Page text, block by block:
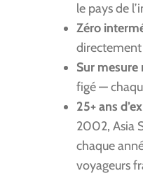
le pays de
Zéro
directement
Sur mesure
figé —
25+ ans
2002, Asia
chaque
voyageurs